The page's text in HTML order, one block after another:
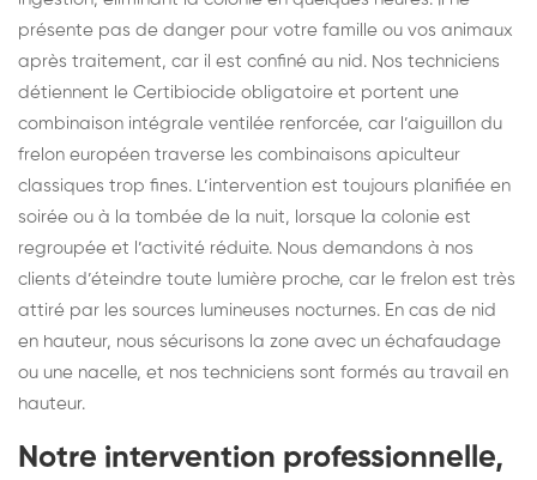
présente pas de danger pour votre famille ou vos animaux
après traitement, car il est confiné au nid. Nos techniciens
détiennent le Certibiocide obligatoire et portent une
combinaison intégrale ventilée renforcée, car l’aiguillon du
frelon européen traverse les combinaisons apiculteur
classiques trop fines. L’intervention est toujours planifiée en
soirée ou à la tombée de la nuit, lorsque la colonie est
regroupée et l’activité réduite. Nous demandons à nos
clients d’éteindre toute lumière proche, car le frelon est très
attiré par les sources lumineuses nocturnes. En cas de nid
en hauteur, nous sécurisons la zone avec un échafaudage
ou une nacelle, et nos techniciens sont formés au travail en
hauteur.
Notre intervention professionnelle,